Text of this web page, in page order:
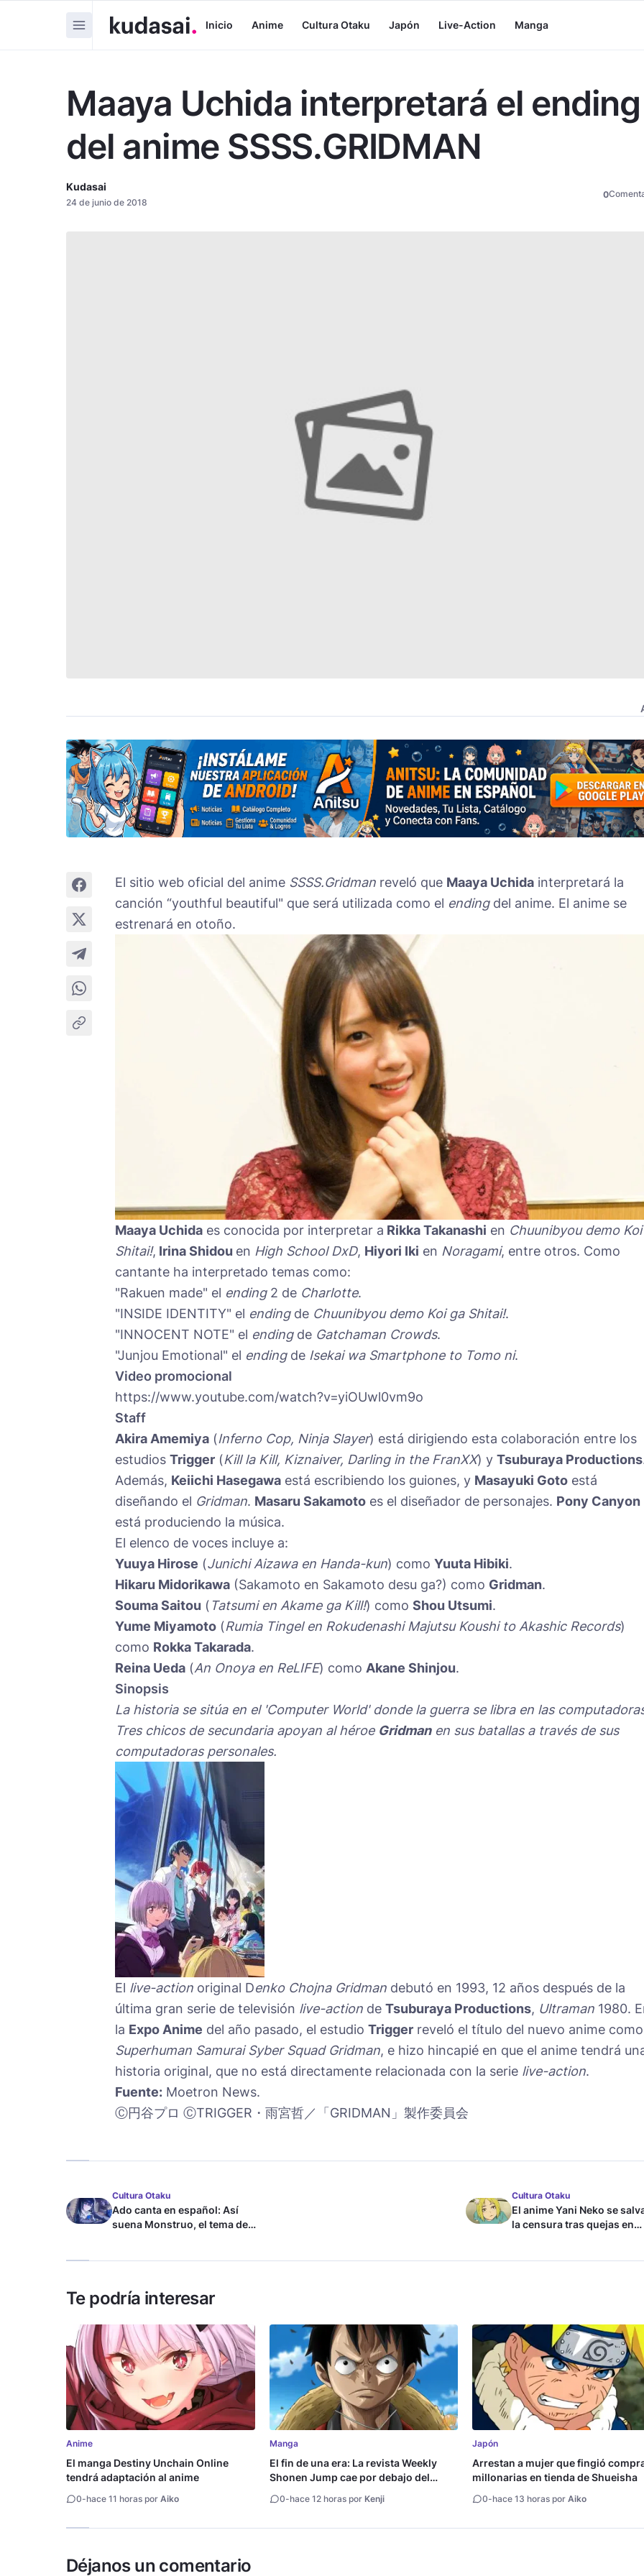
Inicio Anime Cultura Otaku Japón Live-Action Manga
Maaya Uchida interpretará el ending
del anime SSSS.GRIDMAN
Kudasai
24 de junio de 2018
0
El sitio web oficial del anime SSSS.Gridman reveló que Maaya Uchida interpretará la
canción “youthful beautiful" que será utilizada como el endingdel anime. El anime se
estrenará en otoño.
Maaya Uchida es conocida por interpretar a Rikka Takanashi en Chuunibyou demo
Shitai!, Irina Shidou en High School DxD, Hiyori Iki en Noragami, entre otros. Como
cantante ha interpretado temas como:
"Rakuen made" el ending2 de Charlotte.
"INSIDE IDENTITY" el endingde Chuunibyou demo Koi ga Shitai!.
"INNOCENT NOTE" el endingde Gatchaman Crowds.
"Junjou Emotional" el endingde Isekai wa Smartphone to Tomo ni.
Video promocional
https://www.youtube.com/watch?v=yiOUwl0vm9o
Staff
Akira Amemiya (Inferno Cop, Ninja Slayer) está dirigiendo esta colaboración entre los
estudios Trigger (Kill la Kill, Kiznaiver, Darling in the FranXX) y Tsuburaya Productions
Además, Keiichi Hasegawa está escribiendo los guiones, y Masayuki Goto está
diseñando el Gridman. Masaru Sakamoto es el diseñador de personajes. Pony Canyon
está produciendo la música.
El elenco de voces incluye a:
Yuuya Hirose (Junichi Aizawa en Handa-kun) como Yuuta Hibiki.
Hikaru Midorikawa (Sakamoto en Sakamoto desu ga?) como Gridman.
Souma Saitou ( Tatsumi en Akame ga Kill!) como Shou Utsumi.
Yume Miyamoto (Rumia Tingel en Rokudenashi Majutsu Koushi to Akashic Records)
como Rokka Takarada.
Reina Ueda (An Onoya en ReLIFE) como Akane Shinjou.
Sinopsis
La historia se sitúa en el 'Computer World' donde la guerra se libra en las
Tres chicos de secundaria apoyan al héroe Gridmanen sus batallas a través de sus
computadoras personales.
El live-action original Denko Chojna Gridman debutó en 1993, 12 años después de la
última gran serie de televisión live-action de Tsuburaya Productions, Ultraman 1980.
la Expo Anime del año pasado, el estudio Trigger reveló el título del nuevo anime como
Superhuman Samurai Syber Squad Gridman, e hizo hincapié en que el anime tendrá
historia original, que no está directamente relacionada con la serie live-action.
Fuente: Moetron News.
Ⓒ円谷プロ ⒸTRIGGER・雨宮哲／「GRIDMAN」製作委員会
Cultura Otaku
Ado canta en español: Así
suena Monstruo, el tema de
Cultura Otaku
El anime Yani Neko se
la censura tras quejas en
Te podría interesar
Anime
El manga Destiny Unchain Online
tendrá adaptación al anime
0-hace 11 horas por Aiko
Manga
El fin de una era: La revista Weekly
Shonen Jump cae por debajo del
millón de copias
0-hace 12 horas por Kenji
Japón
Arrestan a mujer que fingió
millonarias en tienda de Shueisha
0-hace 13 horas porAiko
Déjanos un comentario